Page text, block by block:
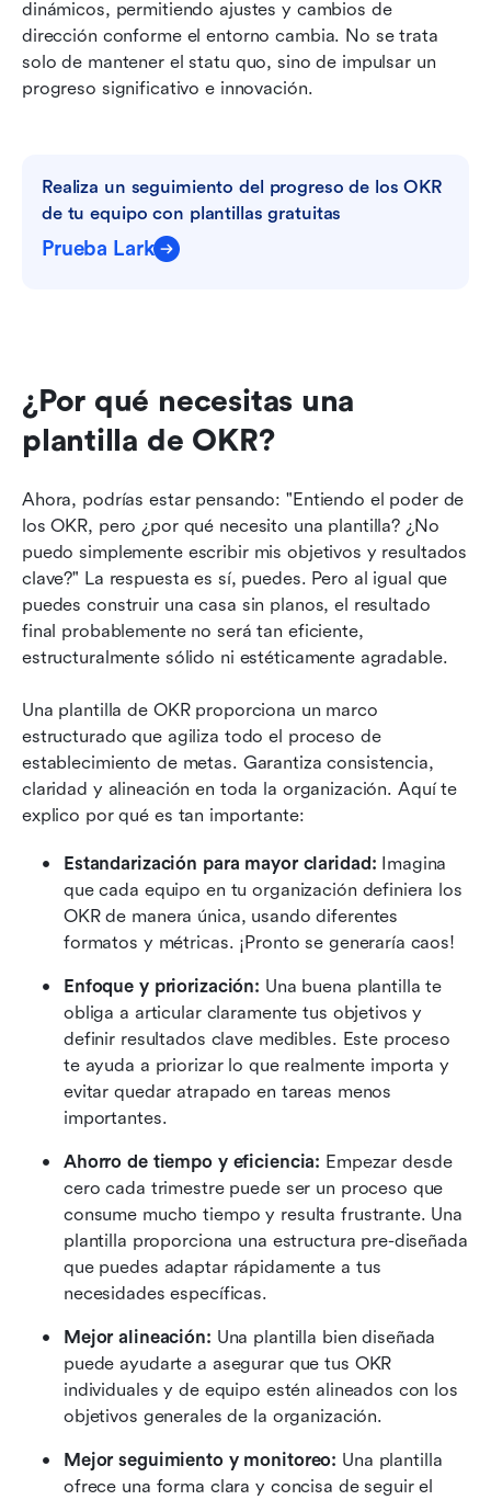
dinámicos, permitiendo ajustes y cambios de
dirección conforme el entorno cambia. No se trata
solo de mantener el statu quo, sino de impulsar un
progreso significativo e innovación.
Realiza un seguimiento del progreso de los OKR
de tu equipo con plantillas gratuitas
Prueba Lark
¿Por qué necesitas una
plantilla de OKR?
Ahora, podrías estar pensando: "Entiendo el poder de
los OKR, pero ¿por qué necesito una plantilla? ¿No
puedo simplemente escribir mis objetivos y resultados
clave?" La respuesta es sí, puedes. Pero al igual que
puedes construir una casa sin planos, el resultado
final probablemente no será tan eficiente,
estructuralmente sólido ni estéticamente agradable.
Una plantilla de OKR proporciona un marco
estructurado que agiliza todo el proceso de
establecimiento de metas. Garantiza consistencia,
claridad y alineación en toda la organización. Aquí te
explico por qué es tan importante:
Estandarización para mayor claridad: Imagina
que cada equipo en tu organización definiera los
OKR de manera única, usando diferentes
formatos y métricas. ¡Pronto se generaría caos!
Enfoque y priorización: Una buena plantilla te
obliga a articular claramente tus objetivos y
definir resultados clave medibles. Este proceso
te ayuda a priorizar lo que realmente importa y
evitar quedar atrapado en tareas menos
importantes.
Ahorro de tiempo y eficiencia: Empezar desde
cero cada trimestre puede ser un proceso que
consume mucho tiempo y resulta frustrante. Una
plantilla proporciona una estructura pre-diseñada
que puedes adaptar rápidamente a tus
necesidades específicas.
Mejor alineación: Una plantilla bien diseñada
puede ayudarte a asegurar que tus OKR
individuales y de equipo estén alineados con los
objetivos generales de la organización.
Mejor seguimiento y monitoreo: Una plantilla
ofrece una forma clara y concisa de seguir el